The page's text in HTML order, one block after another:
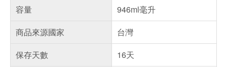
容量
946ml毫升
商品來源國家
台灣
保存天數
16天